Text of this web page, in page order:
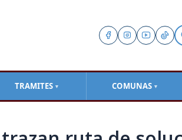
TRAMITES ▼ COMUNAS ▼